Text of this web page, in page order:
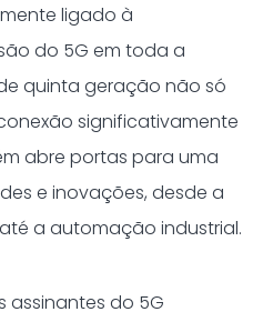
ligado à
do 5G em toda a
quinta geração não só
significativamente
abre portas para uma
e inovações, desde a
a automação industrial.
assinantes do 5G